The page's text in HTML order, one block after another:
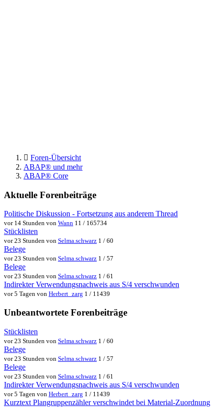
Foren-Übersicht
ABAP® und mehr
ABAP® Core
Aktuelle Forenbeiträge
Politische Diskussion - Fortsetzung aus anderem Thread
vor 14 Stunden von Wann 11 / 165734
Stücklisten
vor 23 Stunden von Selma.schwarz 1 / 60
Belege
vor 23 Stunden von Selma.schwarz 1 / 57
Belege
vor 23 Stunden von Selma.schwarz 1 / 61
Indirekter Verwendungsnachweis aus S/4 verschwunden
vor 5 Tagen von Herbert_zarg 1 / 11439
Unbeantwortete Forenbeiträge
Stücklisten
vor 23 Stunden von Selma.schwarz 1 / 60
Belege
vor 23 Stunden von Selma.schwarz 1 / 57
Belege
vor 23 Stunden von Selma.schwarz 1 / 61
Indirekter Verwendungsnachweis aus S/4 verschwunden
vor 5 Tagen von Herbert_zarg 1 / 11439
Kurztext Plangruppenzähler verschwindet bei Material-Zuordnung